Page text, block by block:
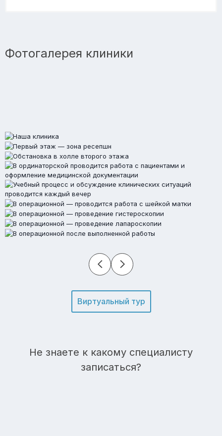
Фотогалерея клиники
Виртуальный тур
Не знаете к какому специалисту
записаться?